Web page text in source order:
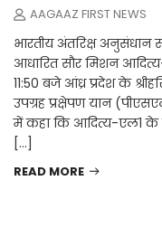
AAGAAZ FIRST NEWS
भारतीय अंतरिक्ष
आधारित सौर मिशन
11:50 बजे आंध्र प्रदेश के
उपग्रह प्रक्षेपण यान
में कहा कि आदित्य-एल1 के
[…]
READ MORE